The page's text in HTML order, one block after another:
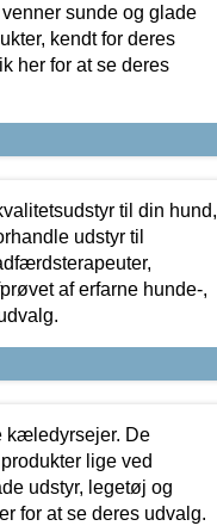
sunde og glade
kendt for deres
her for at se deres
til din hund,
udstyr til
af erfarne hunde-,
kæledyrsejer. De
lige ved
udstyr, legetøj og
for at se deres udvalg.